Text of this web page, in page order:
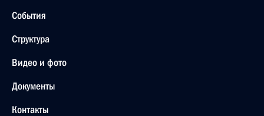
События
Структура
Видео и фото
Документы
Контакты